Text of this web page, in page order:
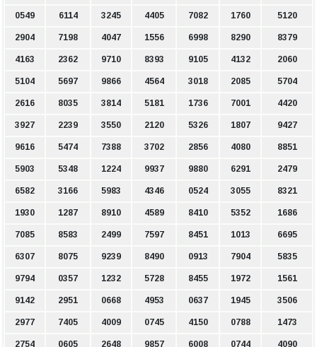
0549 6114 3245 4405 7082 1760 5120
2904 7198 4047 1556 6998 8290 8379
4163 2362 9710 8393 9105 4132 2060
5104 5697 9866 4564 3018 2085 5704
2616 8035 3814 5181 1736 7001 4420
3927 2239 3550 2120 5326 1807 9427
9616 5474 7388 3702 2856 4080 8851
5903 5348 1224 9937 9880 6291 2479
6582 3166 5983 4346 0524 3055 8321
1930 1287 8910 4589 8410 5352 1686
7085 8583 2499 7597 8451 1013 6695
6307 8075 9239 8490 0913 7904 5835
9794 0357 1232 5728 8455 1972 1561
9142 2951 0668 4953 0637 1945 3506
2977 7405 4009 0745 4150 0788 1473
2754 0605 2648 9857 6008 0744 4090